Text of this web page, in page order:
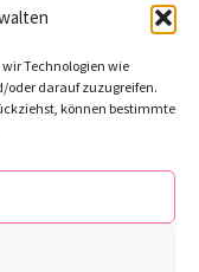
Technologien wie
oder darauf zuzugreifen.
können bestimmte